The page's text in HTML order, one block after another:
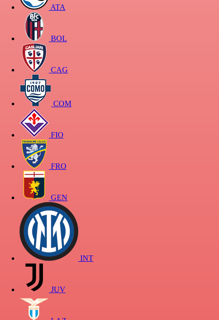
ATA
BOL
CAG
COM
FIO
FRO
GEN
INT
JUV